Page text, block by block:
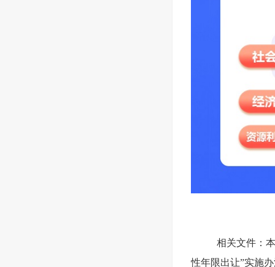
相关文件：
性年限出让”实施